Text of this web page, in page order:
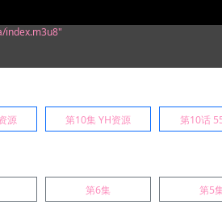
源 第10集 YH资源 第10话
第6集 第5